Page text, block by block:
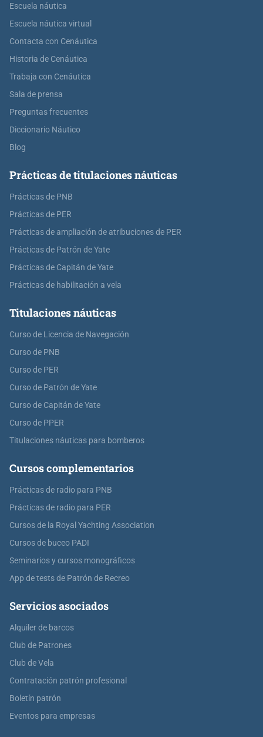
Escuela náutica
Escuela náutica virtual
Contacta con Cenáutica
Historia de Cenáutica
Trabaja con Cenáutica
Sala de prensa
Preguntas frecuentes
Diccionario Náutico
Blog
Prácticas de titulaciones náuticas
Prácticas de PNB
Prácticas de PER
Prácticas de ampliación de atribuciones de PER
Prácticas de Patrón de Yate
Prácticas de Capitán de Yate
Prácticas de habilitación a vela
Titulaciones náuticas
Curso de Licencia de Navegación
Curso de PNB
Curso de PER
Curso de Patrón de Yate
Curso de Capitán de Yate
Curso de PPER
Titulaciones náuticas para bomberos
Cursos complementarios
Prácticas de radio para PNB
Prácticas de radio para PER
Cursos de la Royal Yachting Association
Cursos de buceo PADI
Seminarios y cursos monográficos
App de tests de Patrón de Recreo
Servicios asociados
Alquiler de barcos
Club de Patrones
Club de Vela
Contratación patrón profesional
Boletín patrón
Eventos para empresas